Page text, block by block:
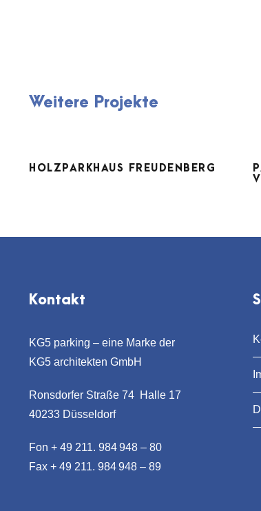
Weitere Projekte
FREUDENBERG
HOLZPARKHAUS FREUDENBERG
Kontakt
KG5 parking – eine Marke der
KG5 architekten GmbH
Ronsdorfer Straße 74 Halle 17
40233 Düsseldorf
Fon + 49 211. 984 948 – 80
Fax + 49 211. 984 948 – 89